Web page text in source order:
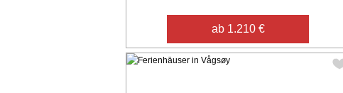
ab 1.210 €